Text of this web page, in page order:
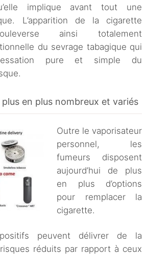
implique avant tout une
L’apparition de la cigarette
ainsi totalement
du sevrage tabagique qui
pure et simple du
en plus nombreux et variés
Outre le vaporisateur
personnel, les
fumeurs disposent
aujourd’hui de plus
en plus d’options
pour remplacer la
cigarette.
peuvent délivrer de la
réduits par rapport à ceux